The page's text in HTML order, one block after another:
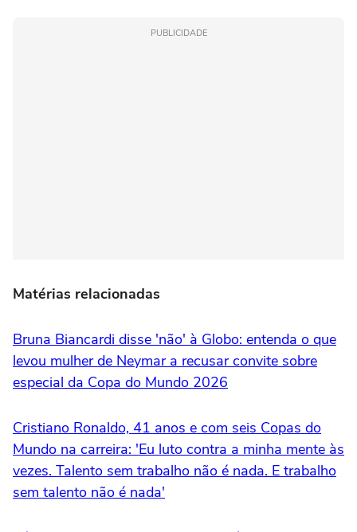
PUBLICIDADE
Matérias relacionadas
Bruna Biancardi disse 'não' à Globo: entenda o que
levou mulher de Neymar a recusar convite sobre
especial da Copa do Mundo 2026
Cristiano Ronaldo, 41 anos e com seis Copas do
Mundo na carreira: 'Eu luto contra a minha mente às
vezes. Talento sem trabalho não é nada. E trabalho
sem talento não é nada'